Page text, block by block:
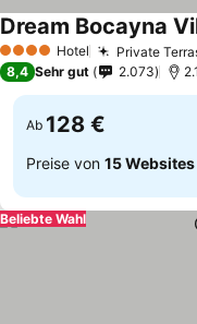
4 Sterne Hotel Private
Dream Bocayna
8,4 Sehr gut 2.073
Ab 128 €
Preise von 15 Websites
Beliebte Wahl